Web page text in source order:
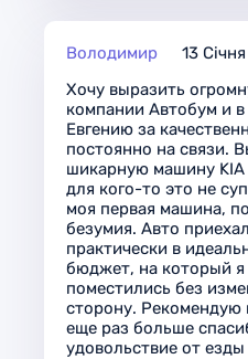
Володимир
13
Хочу выразить
компании Автобум и
Евгению за
постоянно на связи.
шикарную машину
для кого-то это не
моя первая машина,
безумия. Авто
практически в
бюджет, на который я
поместились без
сторону. Рекомендую
еще раз больше
удовольствие от